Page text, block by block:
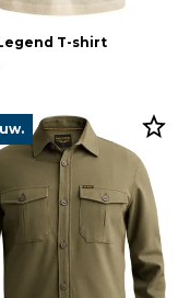
T-shirt